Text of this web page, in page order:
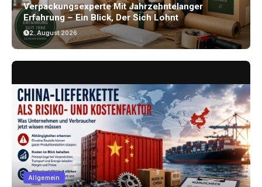
Verpackungsexperte Mit Jahrzehntelanger
Erfahrung – Ein Blick, Der Sich Lohnt
2. August 2026
Allgemein